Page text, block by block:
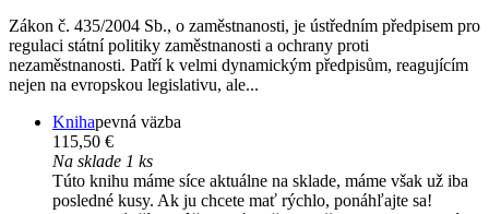
Zákon č. 435/2004 Sb., o zaměstnanosti, je ústředním předpisem pro
regulaci státní politiky zaměstnanosti a ochrany proti
nezaměstnanosti. Patří k velmi dynamickým předpisům, reagujícím
nejen na evropskou legislativu, ale...
Knihapevná väzba
115,50 €
Na sklade 1 ks
Túto knihu máme síce aktuálne na sklade, máme však už iba
posledné kusy. Ak ju chcete mať rýchlo, ponáhľajte sa!